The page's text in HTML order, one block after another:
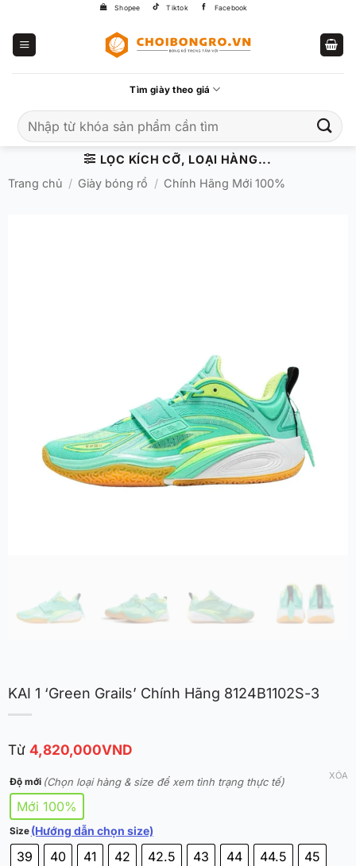
Shopee Tiktok Facebook
Tìm giày theo giá
kiếm:
LỌC KÍCH CỠ, LOẠI HÀNG...
Trang chủ / Giày bóng rổ / Chính Hãng Mới 100%
KAI 1 ‘Green Grails’ Chính Hãng 8124B1102S-3
Từ 4,820,000VND
Độ mới (Chọn loại hàng & size để xem tình trạng thực tế)
Mới 100%
Size (Hướng dẫn chọn size)
39 40 41 42 42.5 43 44 44.5
45
XÓA